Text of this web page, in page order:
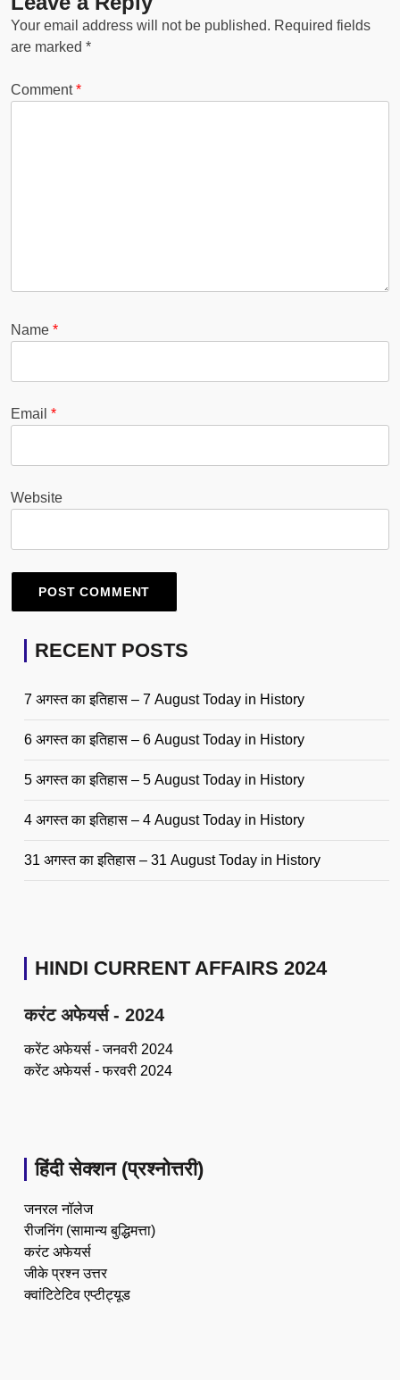
Your email address will not be published. Required fields
are marked *
Comment*
Name *
Email *
Website
RECENT POSTS
7 अगस्त का इतिहास – 7 August Today in History
6 अगस्त का इतिहास – 6 August Today in History
5 अगस्त का इतिहास – 5 August Today in History
4 अगस्त का इतिहास – 4 August Today in History
31 अगस्त का इतिहास – 31 August Today in History
HINDI CURRENT AFFAIRS 2024
करंट अफेयर्स - 2024
करेंट अफेयर्स - जनवरी 2024
करेंट अफेयर्स - फरवरी 2024
हिंदी सेक्शन (प्रश्नोत्तरी)
जनरल नॉलेज
रीजनिंग (सामान्य बुद्धिमत्ता)
करंट अफेयर्स
जीके प्रश्न उत्तर
क्वांटिटेटिव एप्टीट्यूड